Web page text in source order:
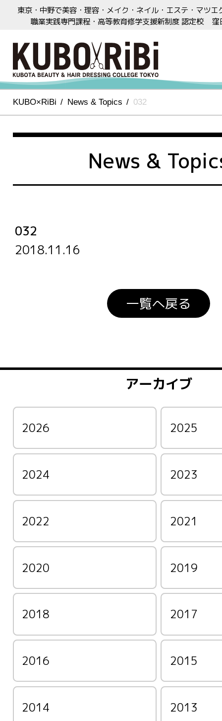
東京・中野で美容・理容・メイク・ネイル・エステ・マツエ
職業実践専門課程・高等教育修学支援新制度 認定校
窪
KUBO×RiBi News & Topics 032
News &
032
2018.11.16
一覧へ戻る
アーカイブ
2026 2025
2024 2023
2022 2021
2020 2019
2018 2017
2016 2015
2014 2013